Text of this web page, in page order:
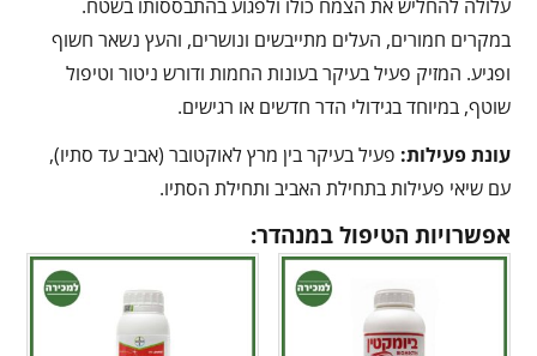
עלולה להחליש את הצמח כולו ולפגוע בהתבססותו בשטח.
במקרים חמורים, העלים מתייבשים ונושרים, והעץ נשאר חשוף
ופגיע. המזיק פעיל בעיקר בעונות החמות ודורש ניטור וטיפול
שוטף, במיוחד בגידולי הדר חדשים או רגישים.
עונת פעילות: פעיל בעיקר בין מרץ לאוקטובר (אביב עד סתיו),
עם שיאי פעילות בתחילת האביב ותחילת הסתיו.
אפשרויות הטיפול במנהדר: